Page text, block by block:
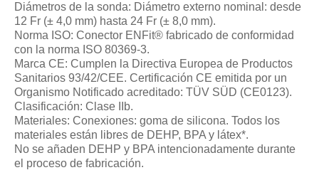
Diámetros de la sonda: Diámetro externo nominal: desde
12 Fr (± 4,0 mm) hasta 24 Fr (± 8,0 mm).
Norma ISO: Conector ENFit® fabricado de conformidad
con la norma ISO 80369-3.
Marca CE: Cumplen la Directiva Europea de Productos
Sanitarios 93/42/CEE. Certificación CE emitida por un
Organismo Notificado acreditado: TÜV SÜD (CE0123).
Clasificación: Clase IIb.
Materiales: Conexiones: goma de silicona. Todos los
materiales están libres de DEHP, BPA y látex*.
No se añaden DEHP y BPA intencionadamente durante
el proceso de fabricación.